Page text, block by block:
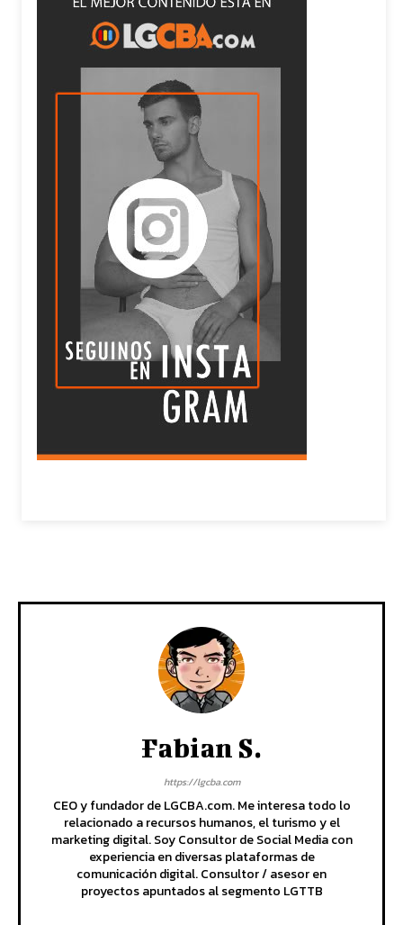
Fabian S.
https://lgcba.com
CEO y fundador de LGCBA.com. Me interesa todo lo
relacionado a recursos humanos, el turismo y el
marketing digital. Soy Consultor de Social Media con
experiencia en diversas plataformas de
comunicación digital. Consultor / asesor en
proyectos apuntados al segmento LGTTB